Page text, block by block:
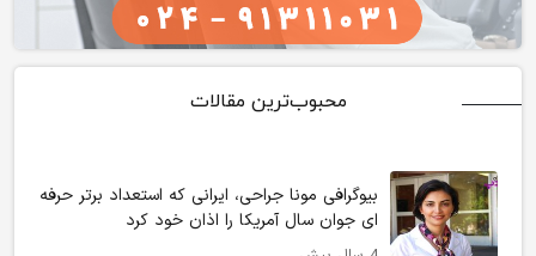
محبوب‌ترین مقالات
بیوگرافی مونا جراحی، ایرانی که استعداد برتر حرفه
ای جوان سال آمریکا را اذان خود کرد